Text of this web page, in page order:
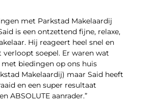
met Parkstad Makelaardij
is een ontzettend fijne, relaxe,
Hij reageert heel snel en
verloopt soepel. Er waren wat
biedingen op ons huis
Makelaardij) maar Said heeft
en een super resultaat
ABSOLUTE aanrader.”